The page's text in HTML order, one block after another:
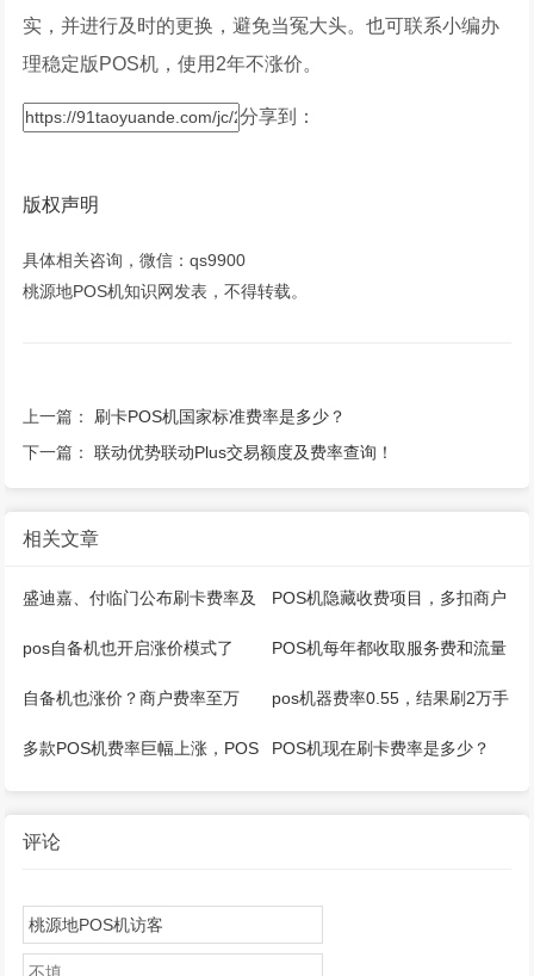
实，并进行及时的更换，避免当冤大头。也可联系小编办
理稳定版POS机，使用2年不涨价。
分享到：
版权声明
具体相关咨询，微信：qs9900
桃源地POS机知识网发表，不得转载。
上一篇： 刷卡POS机国家标准费率是多少？
下一篇：联动优势联动Plus交易额度及费率查询！
相关文章
盛迪嘉、付临门公布刷卡费率及
收费项目标准
POS机隐藏收费项目，多扣商户
五六千！
pos自备机也开启涨价模式了
POS机每年都收取服务费和流量
费吗？
自备机也涨价？商户费率至万
200+3！
pos机器费率0.55，结果刷2万手
续费扣554，费率高达万250以
多款POS机费率巨幅上涨，POS
POS机现在刷卡费率是多少？
评论